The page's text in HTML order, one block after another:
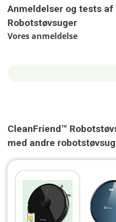
Anmeldelser og tests af
Robotstøvsuger
Vores anmeldelse
CleanFriend™
med andre